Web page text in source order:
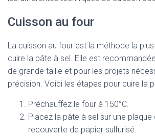
Cuisson au four
La cuisson au four est la méthode la
cuire la pâte à sel. Elle est
de grande taille et pour les projets
précision. Voici les étapes pour cuire la
Préchauffez le four à 150°C.
Placez la pâte à sel sur une plaque
recouverte de papier sulfurisé.